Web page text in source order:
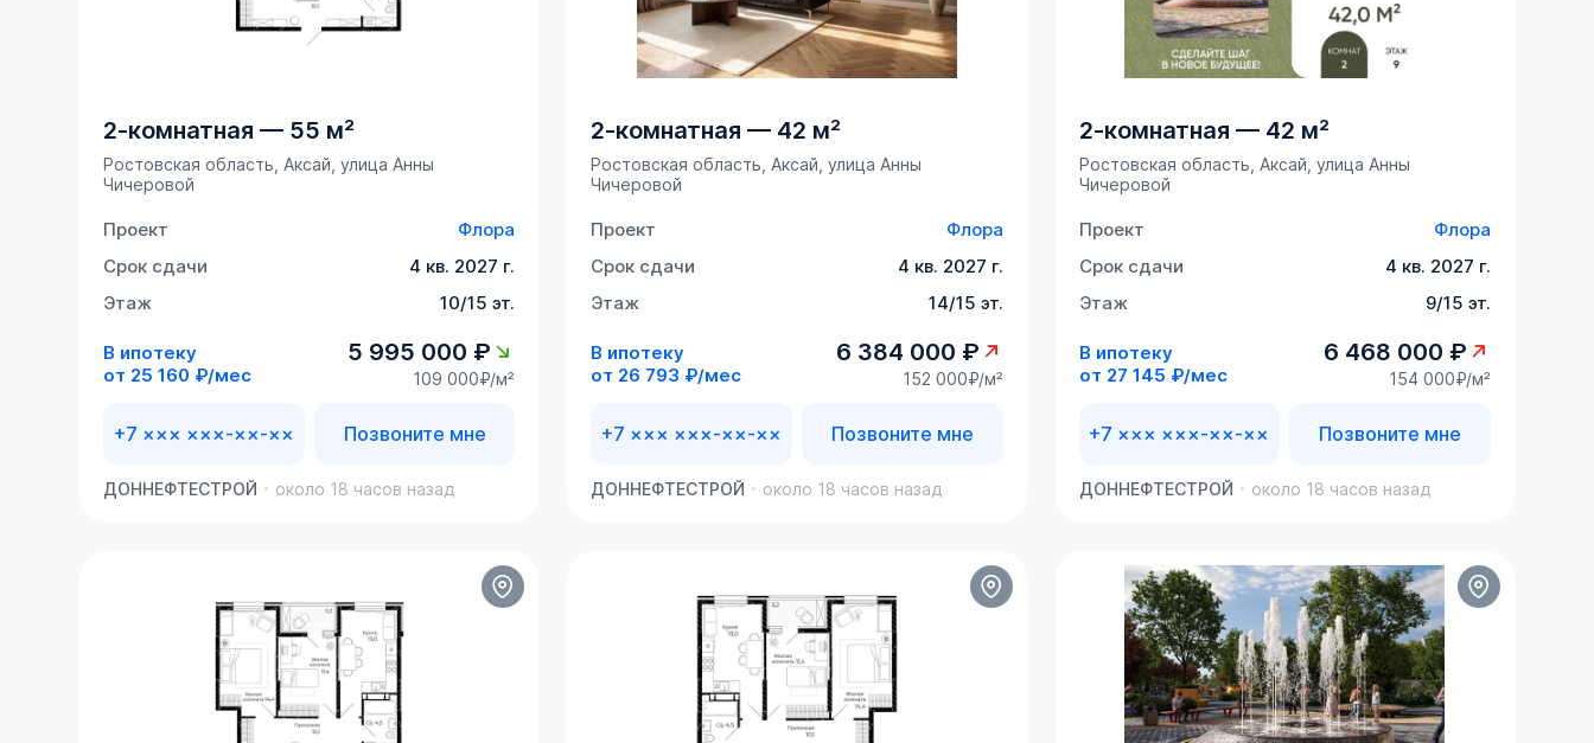
2-комнатная — 55 м²
Ростовская область, Аксай, улица Анны
Чичеровой
Проект
Флора
Срок сдачи
4 кв. 2027 г.
Этаж
10/15 эт.
В ипотеку
от 25 160 ₽/мес
5 995 000 ₽
109 000₽/м²
+7 ××× ×××-××-×× Позвоните мне
ДОННЕФТЕСТРОЙ около 18 часов назад
2-комнатная — 42 м²
Ростовская область, Аксай, улица Анны
Чичеровой
Проект
Флора
Срок сдачи
4 кв. 2027 г.
Этаж
14/15 эт.
В ипотеку
от 26 793 ₽/мес
6 384 000 ₽
152 000₽/м²
+7 ××× ×××-××-×× Позвоните мне
ДОННЕФТЕСТРОЙ около 18 часов назад
2-комнатная — 42 м²
Ростовская область, Аксай, улица Анны
Чичеровой
Проект
Флора
Срок сдачи
4 кв. 2027 г.
Этаж
9/15 эт.
В ипотеку
от 27 145 ₽/мес
6 468 000 ₽
154 000₽/м²
+7 ××× ×××-××-×× Позвоните мне
ДОННЕФТЕСТРОЙ около 18 часов назад